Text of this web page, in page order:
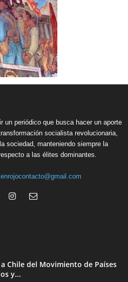
un periódico que busca hacer un aporte
socialista revolucionaria,
sociedad, manteniendo siempre la
a las élites dominantes.
Chile del Movimiento de Países
y...